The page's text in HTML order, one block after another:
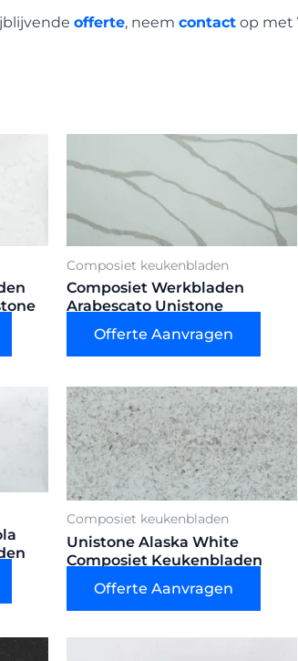
offerte, neem contact op met
Composiet keukenbladen
Composiet Werkbladen
Arabescato Unistone
Offerte Aanvragen
Composiet keukenbladen
Unistone Alaska White
Composiet Keukenbladen
Offerte Aanvragen